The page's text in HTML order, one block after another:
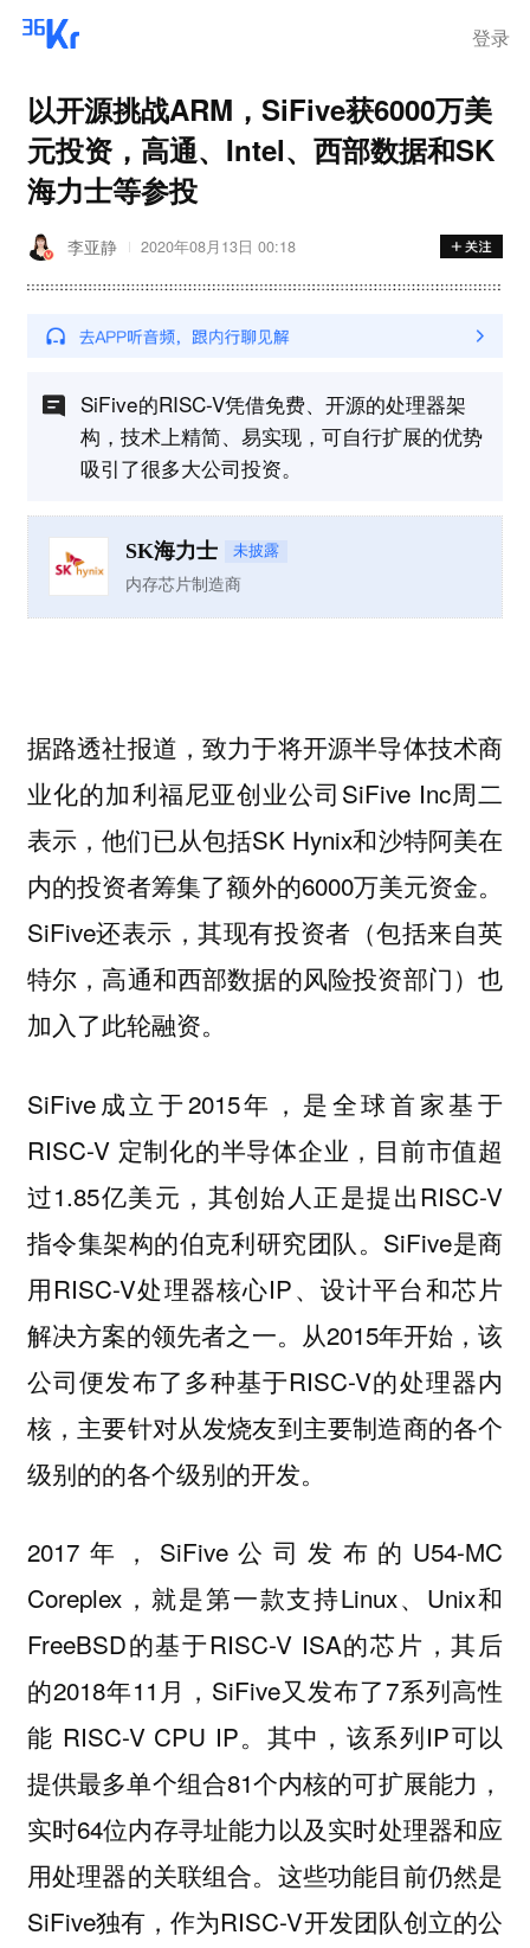
登录
以开源挑战ARM，SiFive获6000万美
元投资，高通、Intel、西部数据和SK
海力士等参投
李亚静 2020年08月13日 00:18
SiFive的RISC-V凭借免费、开源的处理器架
构，技术上精简、易实现，可自行扩展的优势
吸引了很多大公司投资。
SK海力士 未披露
内存芯片制造商
据路透社报道，致力于将开源半导体技术商
业化的加利福尼亚创业公司SiFive Inc周二
表示，他们已从包括SK Hynix和沙特阿美在
内的投资者筹集了额外的6000万美元资金。
SiFive还表示，其现有投资者（包括来自英
特尔，高通和西部数据的风险投资部门）也
加入了此轮融资。
SiFive成立于2015年，是全球首家基于
RISC-V 定制化的半导体企业，目前市值超
过1.85亿美元，其创始人正是提出RISC-V
指令集架构的伯克利研究团队。SiFive是商
用RISC-V处理器核心IP、设计平台和芯片
解决方案的领先者之一。从2015年开始，该
公司便发布了多种基于RISC-V的处理器内
核，主要针对从发烧友到主要制造商的各个
级别的的各个级别的开发。
2017年，SiFive公司发布的U54-MC
Coreplex，就是第一款支持Linux、Unix和
FreeBSD的基于RISC-V ISA的芯片，其后
的2018年11月，SiFive又发布了7系列高性
能 RISC-V CPU IP。其中，该系列IP可以
提供最多单个组合81个内核的可扩展能力，
实时64位内存寻址能力以及实时处理器和应
用处理器的关联组合。这些功能目前仍然是
SiFive独有，作为RISC-V开发团队创立的公